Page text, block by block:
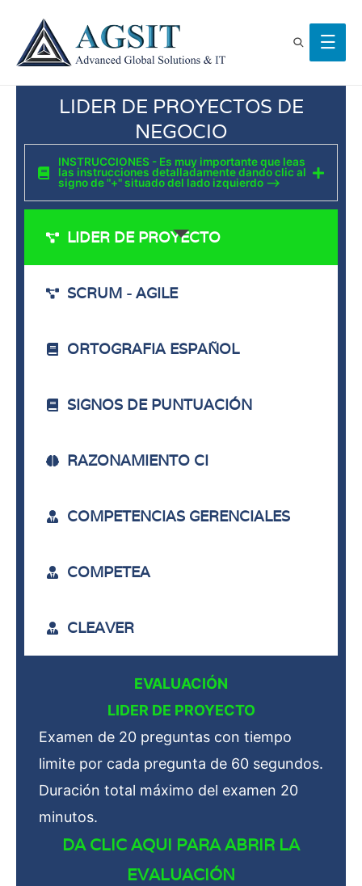
LIDER DE PROYECTOS DE
NEGOCIO
INSTRUCCIONES - Es muy importante que leas
las instrucciones detalladamente dando clic al
signo de "+" situado del lado izquierdo -->
LIDER DE PROYECTO
SCRUM - AGILE
ORTOGRAFIA ESPAÑOL
SIGNOS DE PUNTUACIÓN
RAZONAMIENTO CI
COMPETENCIAS GERENCIALES
COMPETEA
CLEAVER
EVALUACIÓN
LIDER DE PROYECTO
Examen de 20 preguntas con tiempo
limite por cada pregunta de 60 segundos.
Duración total máximo del examen 20
minutos.
DA CLIC AQUI PARA ABRIR LA
EVALUACIÓN